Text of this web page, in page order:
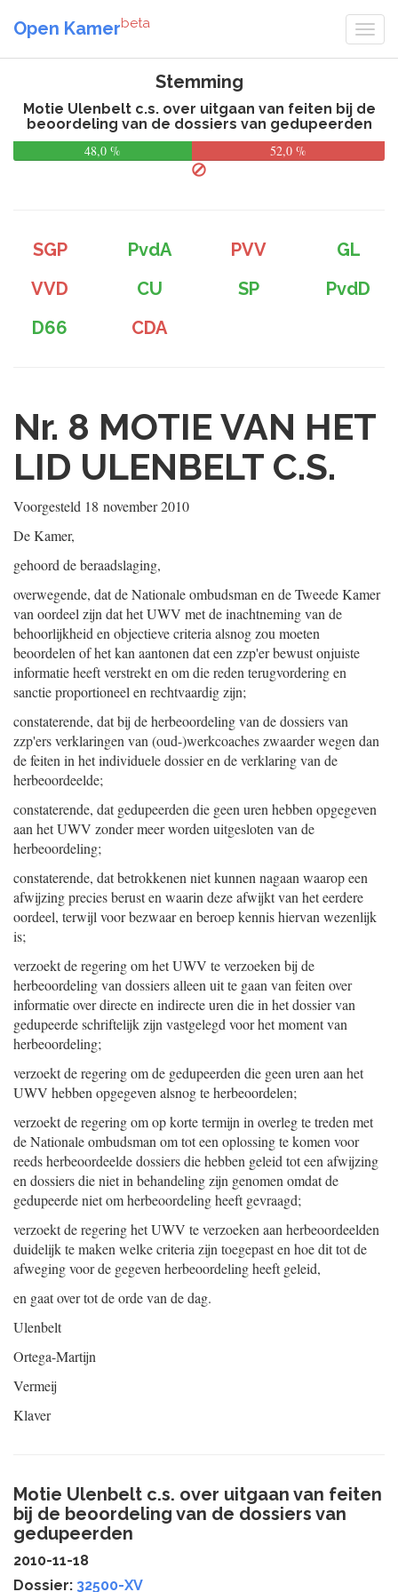
Open Kamerbeta
Stemming
Motie Ulenbelt c.s. over uitgaan van feiten bij de
beoordeling van de dossiers van gedupeerden
48,0 %
52,0 %
SGP PvdA PVV
GL
VVD
CU SP
PvdD
D66
CDA
Nr. 8 MOTIE VAN HET
LID ULENBELT C.S.
Voorgesteld 18 november 2010
De Kamer,
gehoord de beraadslaging,
overwegende, dat de Nationale ombudsman en de Tweede Kamer
van oordeel zijn dat het UWV met de inachtneming van de
behoorlijkheid en objectieve criteria alsnog zou moeten
beoordelen of het kan aantonen dat een zzp'er bewust onjuiste
informatie heeft verstrekt en om die reden terugvordering en
sanctie proportioneel en rechtvaardig zijn;
constaterende, dat bij de herbeoordeling van de dossiers van
zzp'ers verklaringen van (oud-)werkcoaches zwaarder wegen dan
de feiten in het individuele dossier en de verklaring van de
herbeoordeelde;
constaterende, dat gedupeerden die geen uren hebben opgegeven
aan het UWV zonder meer worden uitgesloten van de
herbeoordeling;
constaterende, dat betrokkenen niet kunnen nagaan waarop een
afwijzing precies berust en waarin deze afwijkt van het eerdere
oordeel, terwijl voor bezwaar en beroep kennis hiervan wezenlijk
is;
verzoekt de regering om het UWV te verzoeken bij de
herbeoordeling van dossiers alleen uit te gaan van feiten over
informatie over directe en indirecte uren die in het dossier van
gedupeerde schriftelijk zijn vastgelegd voor het moment van
herbeoordeling;
verzoekt de regering om de gedupeerden die geen uren aan het
UWV hebben opgegeven alsnog te herbeoordelen;
verzoekt de regering om op korte termijn in overleg te treden met
de Nationale ombudsman om tot een oplossing te komen voor
reeds herbeoordeelde dossiers die hebben geleid tot een afwijzing
en dossiers die niet in behandeling zijn genomen omdat de
gedupeerde niet om herbeoordeling heeft gevraagd;
verzoekt de regering het UWV te verzoeken aan herbeoordeelden
duidelijk te maken welke criteria zijn toegepast en hoe dit tot de
afweging voor de gegeven herbeoordeling heeft geleid,
en gaat over tot de orde van de dag.
Ulenbelt
Ortega-Martijn
Vermeij
Klaver
Motie Ulenbelt c.s. over uitgaan van feiten
bij de beoordeling van de dossiers van
gedupeerden
2010-11-18
Dossier: 32500-XV